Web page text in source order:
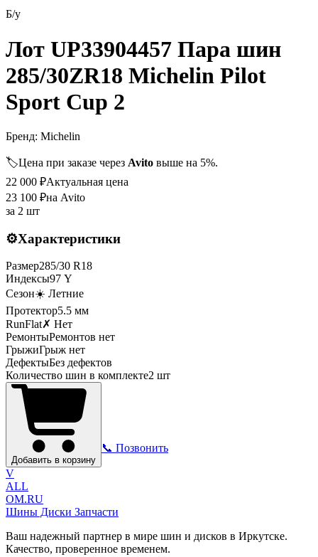
Б/у
Лот UP33904457 Пара шин
285/30ZR18 Michelin Pilot
Sport Cup 2
Бренд: Michelin
🏷️Цена при заказе через Avito выше на 5%.
22 000 ₽Актуальная цена
23 100 ₽на Avito
за 2 шт
⚙️Характеристики
Размер285/30 R18
Индексы97 Y
Сезон☀️ Летние
Протектор5.5 мм
RunFlat✗ Нет
РемонтыРемонтов нет
ГрыжиГрыж нет
ДефектыБез дефектов
Количество шин в комплекте2 шт
Добавить в корзину
📞 Позвонить
V
ALL
OM.RU
Шины Диски Запчасти
Ваш надежный партнер в мире шин и дисков в Иркутске.
Качество, проверенное временем.